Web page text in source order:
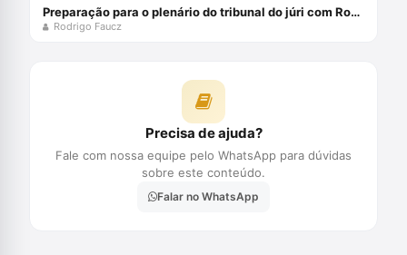
Preparação para o plenário do tribunal do júri com Rodrigo Faucz
Rodrigo Faucz
Precisa de ajuda?
Fale com nossa equipe pelo WhatsApp para dúvidas
sobre este conteúdo.
Falar no WhatsApp